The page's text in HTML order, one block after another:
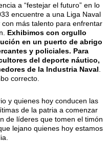
a “festejar el futuro” en lo
encuentre a una Liga Naval
más talento para enfrentar
Exhibimos con orgullo
en un puerto de abrigo
y policiales. Para
del deporte náutico,
de la Industria Naval
correcto.
y quienes hoy conducen las
de la patria a comenzar
de líderes que tomen el timón
lejano quienes hoy estamos